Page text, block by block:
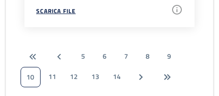
SCARICA FILE
5 6 7 8
9
10
11 12 13 14